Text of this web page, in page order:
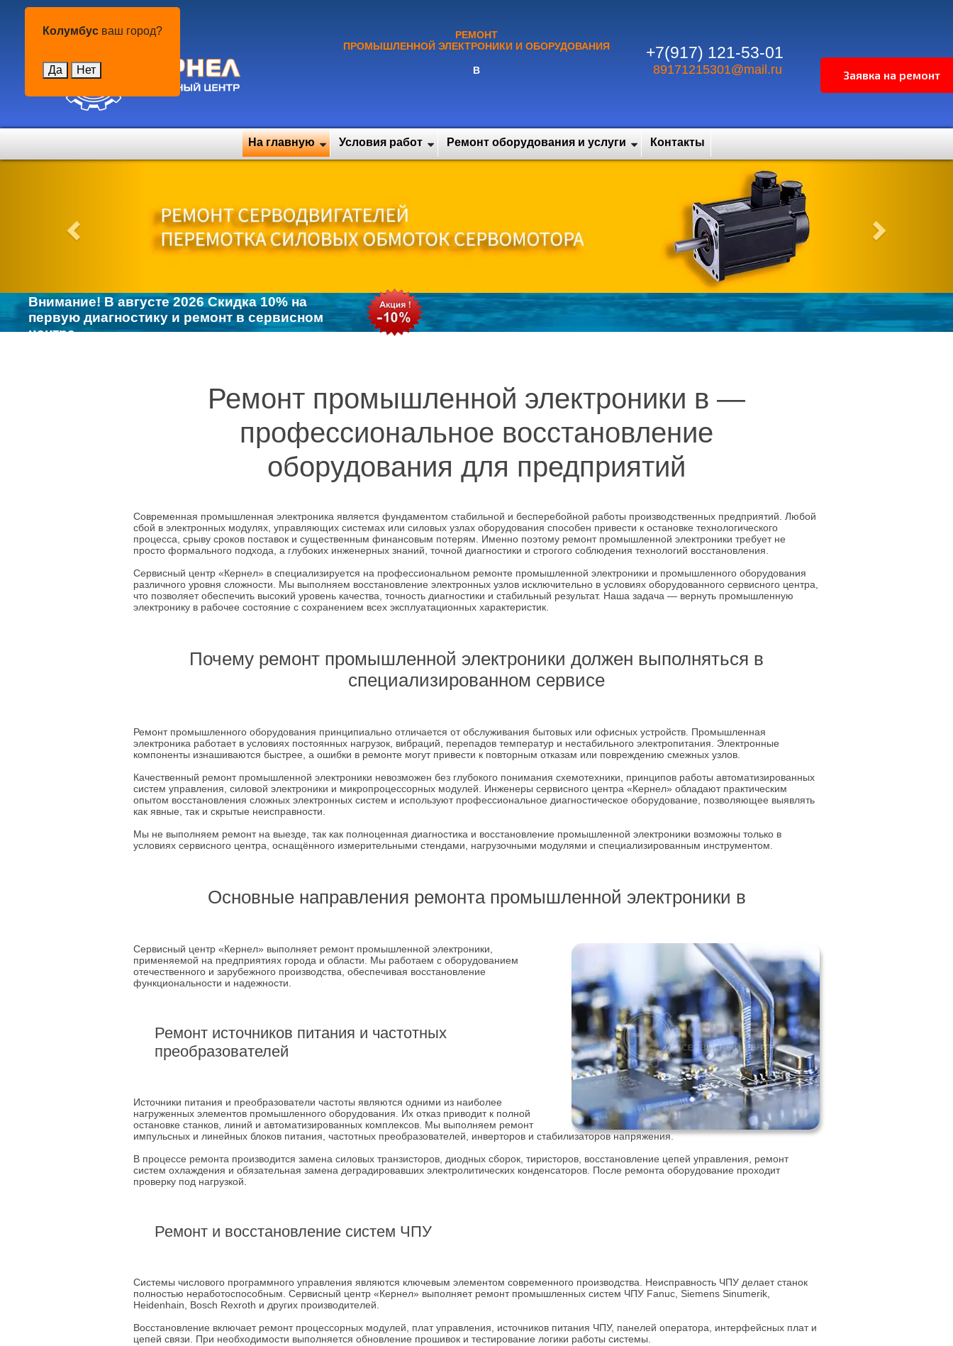
Колумбус ваш город?
Да Нет
РЕМОНТ
ПРОМЫШЛЕННОЙ ЭЛЕКТРОНИКИ И ОБОРУДОВАНИЯ
В
+7(917) 121-53-01
89171215301@mail.ru
На главную Условия работ Ремонт оборудования и услуги Контакты
Previous Next
Внимание! В августе 2026 Скидка 10% на
первую диагностику и ремонт в сервисном
центре
Ремонт промышленной электроники в —
профессиональное восстановление
оборудования для предприятий
Современная промышленная электроника является фундаментом стабильной и бесперебойной работы производственных предприятий. Любой
сбой в электронных модулях, управляющих системах или силовых узлах оборудования способен привести к остановке технологического
процесса, срыву сроков поставок и существенным финансовым потерям. Именно поэтому ремонт промышленной электроники требует не
просто формального подхода, а глубоких инженерных знаний, точной диагностики и строгого соблюдения технологий восстановления.
Сервисный центр «Кернел» в специализируется на профессиональном ремонте промышленной электроники и промышленного оборудования
различного уровня сложности. Мы выполняем восстановление электронных узлов исключительно в условиях оборудованного сервисного центра,
что позволяет обеспечить высокий уровень качества, точность диагностики и стабильный результат. Наша задача — вернуть промышленную
электронику в рабочее состояние с сохранением всех эксплуатационных характеристик.
Почему ремонт промышленной электроники должен выполняться в
специализированном сервисе
Ремонт промышленного оборудования принципиально отличается от обслуживания бытовых или офисных устройств. Промышленная
электроника работает в условиях постоянных нагрузок, вибраций, перепадов температур и нестабильного электропитания. Электронные
компоненты изнашиваются быстрее, а ошибки в ремонте могут привести к повторным отказам или повреждению смежных узлов.
Качественный ремонт промышленной электроники невозможен без глубокого понимания схемотехники, принципов работы автоматизированных
систем управления, силовой электроники и микропроцессорных модулей. Инженеры сервисного центра «Кернел» обладают практическим
опытом восстановления сложных электронных систем и используют профессиональное диагностическое оборудование, позволяющее выявлять
как явные, так и скрытые неисправности.
Мы не выполняем ремонт на выезде, так как полноценная диагностика и восстановление промышленной электроники возможны только в
условиях сервисного центра, оснащённого измерительными стендами, нагрузочными модулями и специализированным инструментом.
Основные направления ремонта промышленной электроники в
Сервисный центр «Кернел» выполняет ремонт промышленной электроники,
применяемой на предприятиях города и области. Мы работаем с оборудованием
отечественного и зарубежного производства, обеспечивая восстановление
функциональности и надежности.
Ремонт источников питания и частотных
преобразователей
Источники питания и преобразователи частоты являются одними из наиболее
нагруженных элементов промышленного оборудования. Их отказ приводит к полной
остановке станков, линий и автоматизированных комплексов. Мы выполняем ремонт
импульсных и линейных блоков питания, частотных преобразователей, инверторов и стабилизаторов напряжения.
В процессе ремонта производится замена силовых транзисторов, диодных сборок, тиристоров, восстановление цепей управления, ремонт
систем охлаждения и обязательная замена деградировавших электролитических конденсаторов. После ремонта оборудование проходит
проверку под нагрузкой.
Ремонт и восстановление систем ЧПУ
Системы числового программного управления являются ключевым элементом современного производства. Неисправность ЧПУ делает станок
полностью неработоспособным. Сервисный центр «Кернел» выполняет ремонт промышленных систем ЧПУ Fanuc, Siemens Sinumerik,
Heidenhain, Bosch Rexroth и других производителей.
Восстановление включает ремонт процессорных модулей, плат управления, источников питания ЧПУ, панелей оператора, интерфейсных плат и
цепей связи. При необходимости выполняется обновление прошивок и тестирование логики работы системы.